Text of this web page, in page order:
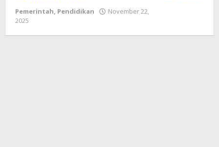
Pemerintah, Pendidikan
November 22,
2025